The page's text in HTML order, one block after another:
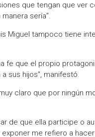
que tengan que ver
sería”.
Miguel tampoco tiene
fe que el propio
sus hijos”, manifestó.
claro que por ningún
de que ella participe o
me refiero a